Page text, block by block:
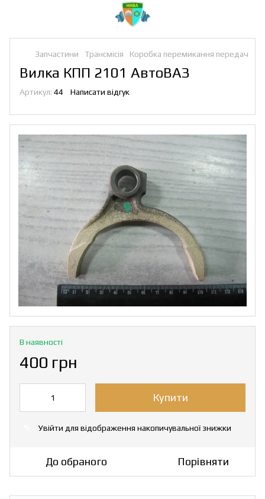
Запчастини Трансмісія Коробка перемикання передач
Вилка КПП 2101 АвтоВАЗ
Артикул: 44 Написати відгук
В наявності
400 грн
Купити
Увійти для відображення накопичувальної знижки
До обраного Порівняти